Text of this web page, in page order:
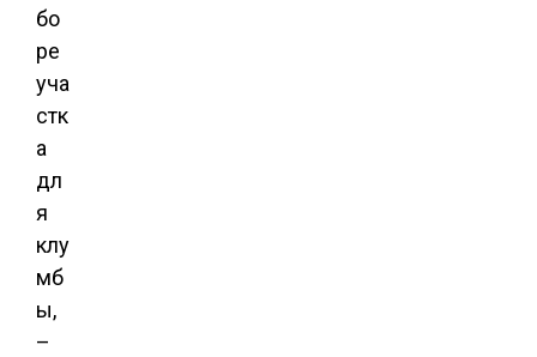
бо
ре
уча
стк
а
дл
я
клу
мб
ы,
–